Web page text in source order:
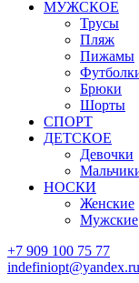
МУЖСКОЕ
Трусы
Пляж
Пижамы
Брюки
Шорты
СПОРТ
ДЕТСКОЕ
Девочки
НОСКИ
Женские
Мужские
+7 909 100 75 77
indefiniopt@yandex.ru